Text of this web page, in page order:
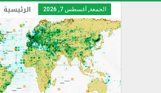
الجمعة, أغسطس 7, 2026 الرئيسية